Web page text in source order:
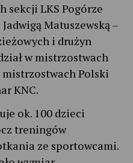
sekcji LKS Pogórze
Matuszewską –
i drużyn
w mistrzostwach
Polski
KNC.
ok. 100 dzieci
treningów
ze sportowcami.